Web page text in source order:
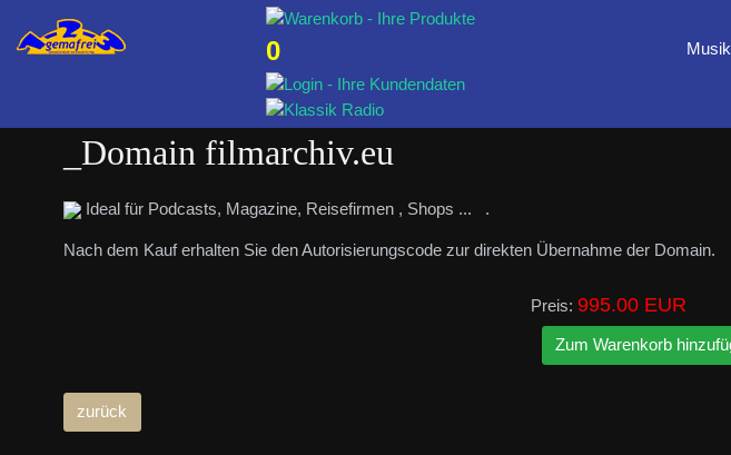
0 Musik
_Domain filmarchiv.eu
Ideal für Podcasts, Magazine, Reisefirmen , Shops ... .
Nach dem Kauf erhalten Sie den Autorisierungscode zur direkten Übernahme der Domain.
Preis: 995.00 EUR